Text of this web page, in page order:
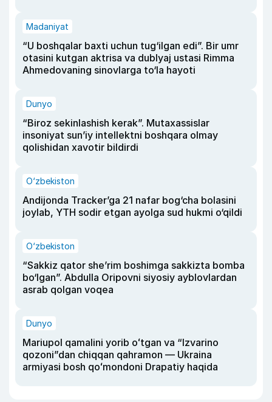
Madaniyat
“U boshqalar baxti uchun tug‘ilgan edi”. Bir umr
otasini kutgan aktrisa va dublyaj ustasi Rimma
Ahmedovaning sinovlarga to‘la hayoti
Dunyo
“Biroz sekinlashish kerak”. Mutaxassislar
insoniyat sun’iy intellektni boshqara olmay
qolishidan xavotir bildirdi
O‘zbekiston
Andijonda Tracker’ga 21 nafar bog‘cha bolasini
joylab, YTH sodir etgan ayolga sud hukmi o‘qildi
O‘zbekiston
“Sakkiz qator she’rim boshimga sakkizta bomba
bo‘lgan”. Abdulla Oripovni siyosiy ayblovlardan
asrab qolgan voqea
Dunyo
Mariupol qamalini yorib oʻtgan va “Izvarino
qozoni”dan chiqqan qahramon — Ukraina
armiyasi bosh qoʻmondoni Drapatiy haqida